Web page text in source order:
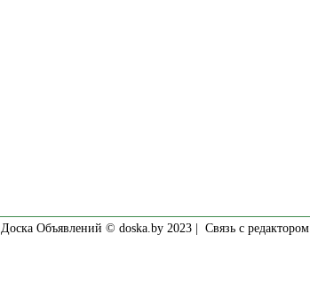
Доска Объявлений © doska.by 2023 | Связь с редактором